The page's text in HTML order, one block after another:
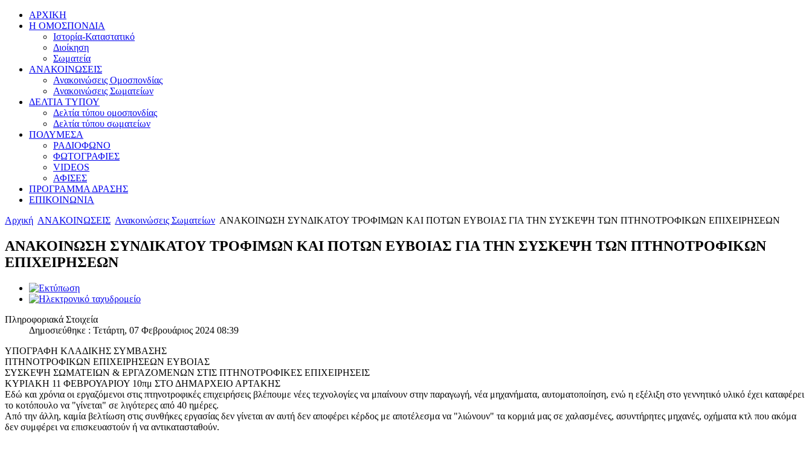
ΑΡΧΙΚΗ
Η ΟΜΟΣΠΟΝΔΙΑ
Ιστορία-Καταστατικό
Διοίκηση
Σωματεία
ΑΝΑΚΟΙΝΩΣΕΙΣ
Ανακοινώσεις Ομοσπονδίας
Ανακοινώσεις Σωματείων
ΔΕΛΤΙΑ ΤΥΠΟΥ
Δελτία τύπου ομοσπονδίας
Δελτία τύπου σωματείων
ΠΟΛΥΜΕΣΑ
ΡΑΔΙΟΦΩΝΟ
ΦΩΤΟΓΡΑΦΙΕΣ
VIDEOS
ΑΦΙΣΕΣ
ΠΡΟΓΡΑΜΜΑ ΔΡΑΣΗΣ
ΕΠΙΚΟΙΝΩΝΙΑ
Αρχική ΑΝΑΚΟΙΝΩΣΕΙΣ Ανακοινώσεις Σωματείων ΑΝΑΚΟΙΝΩΣΗ ΣΥΝΔΙΚΑΤΟΥ ΤΡΟΦΙΜΩΝ ΚΑΙ ΠΟΤΩΝ ΕΥΒΟΙΑΣ ΓΙΑ ΤΗΝ ΣΥΣΚΕΨΗ ΤΩΝ ΠΤΗΝΟΤΡΟΦΙΚΩΝ ΕΠΙΧΕΙΡΗΣΕΩΝ
ΑΝΑΚΟΙΝΩΣΗ ΣΥΝΔΙΚΑΤΟΥ ΤΡΟΦΙΜΩΝ ΚΑΙ ΠΟΤΩΝ ΕΥΒΟΙΑΣ ΓΙΑ ΤΗΝ ΣΥΣΚΕΨΗ ΤΩΝ ΠΤΗΝΟΤΡΟΦΙΚΩΝ
ΕΠΙΧΕΙΡΗΣΕΩΝ
Πληροφοριακά Στοιχεία
Δημοσιεύθηκε : Τετάρτη, 07 Φεβρουάριος 2024 08:39
ΥΠΟΓΡΑΦΗ ΚΛΑΔΙΚΗΣ ΣΥΜΒΑΣΗΣ
ΠΤΗΝΟΤΡΟΦΙΚΩΝ ΕΠΙΧΕΙΡΗΣΕΩΝ ΕΥΒΟΙΑΣ
ΣΥΣΚΕΨΗ ΣΩΜΑΤΕΙΩΝ & ΕΡΓΑΖΟΜΕΝΩΝ ΣΤΙΣ ΠΤΗΝΟΤΡΟΦΙΚΕΣ ΕΠΙΧΕΙΡΗΣΕΙΣ
ΚΥΡΙΑΚΗ 11 ΦΕΒΡΟΥΑΡΙΟΥ 10πμ ΣΤΟ ΔΗΜΑΡΧΕΙΟ ΑΡΤΑΚΗΣ
Εδώ και χρόνια οι εργαζόμενοι στις πτηνοτροφικές επιχειρήσεις βλέπουμε νέες τεχνολογίες να μπαίνουν στην παραγωγή, νέα μηχανήματα, αυτοματοποίηση, ενώ η εξέλιξη στο γεννητικό υλικό έχει καταφέρει
το κοτόπουλο να "γίνεται" σε λιγότερες από 40 ημέρες.
Από την άλλη, καμία βελτίωση στις συνθήκες εργασίας δεν γίνεται αν αυτή δεν αποφέρει κέρδος με αποτέλεσμα να "λιώνουν" τα κορμιά μας σε χαλασμένες, ασυντήρητες μηχανές, οχήματα κτλ που ακόμα
δεν συμφέρει να επισκευαστούν ή να αντικατασταθούν.